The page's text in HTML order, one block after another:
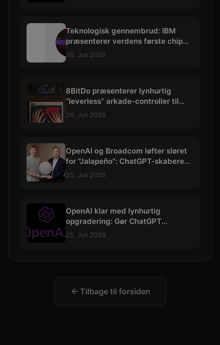
Teknologisk gennembrud: IBM
præsenterer verdens første chip
skabt med præcision under 1 nm
26. Jun 2026
8BitDo præsenterer lynhurtig
”leverless” arkade-controller til
hardcore kampspils-entusiaster
26. Jun 2026
OpenAI og Broadcom løfter sløret
for "Jalapeño": ChatGPT-skaberens
allerførste AI-chip
25. Jun 2026
OpenAI klar med lynhurtig
opgradering: Gør ChatGPT
markant bedre til at forstå
25. Jun 2026
Tilbage til forsiden